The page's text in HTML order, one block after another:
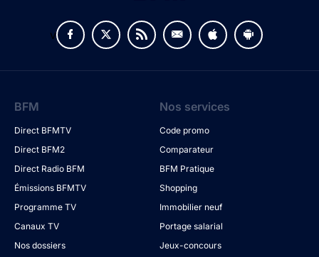
v
BFM
Direct BFMTV
Direct BFM2
Direct Radio BFM
Émissions BFMTV
Programme TV
Canaux TV
Nos dossiers
Nos services
Code promo
Comparateur
BFM Pratique
Shopping
Immobilier neuf
Portage salarial
Jeux-concours